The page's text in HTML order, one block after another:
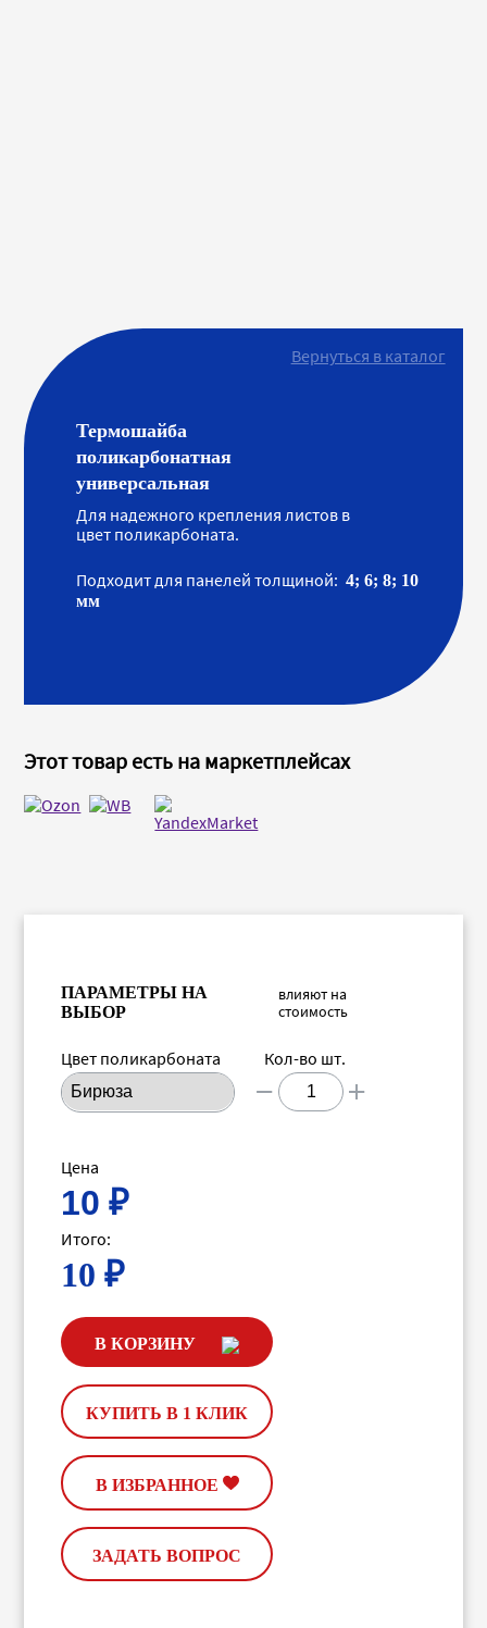
Вернуться в каталог
Термошайба
поликарбонатная
универсальная
Для надежного крепления листов в
цвет поликарбоната.
Подходит для панелей толщиной: 4; 6; 8; 10
мм
Этот товар есть на маркетплейсах
ПАРАМЕТРЫ НА
ВЫБОР
влияют на
стоимость
Цвет поликарбоната Кол-во шт.
Цена
10 ₽
Итого:
10 ₽
В КОРЗИНУ
КУПИТЬ В 1 КЛИК
В ИЗБРАННОЕ
ЗАДАТЬ ВОПРОС